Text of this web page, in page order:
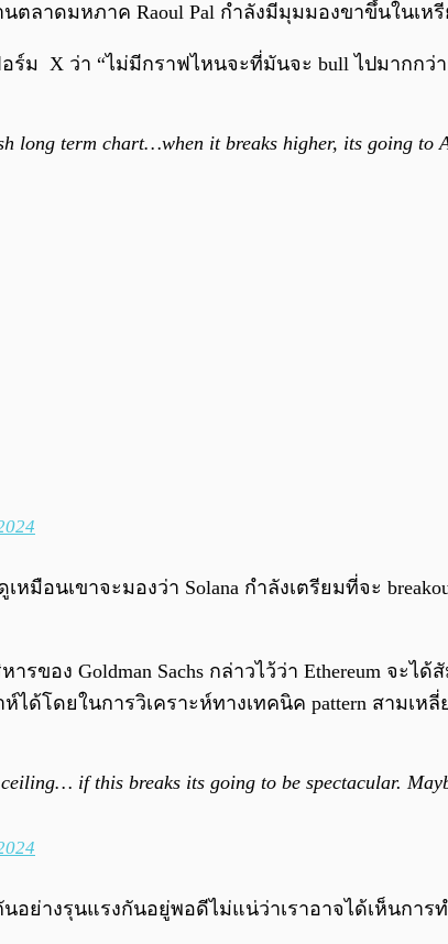
นตลาดมหภาค Raoul Pal กำลังมีมุมมองขาขึ้นในเห
ม X ว่า “ไม่มีกราฟไหนจะที่มันจะ bull ไปมากกว่า
long term chart…when it breaks higher, its going to
หมือนเขาจะมองว่า Solana กำลังเตรียมที่จะ
รของ Goldman Sachs กล่าวไว้ว่า Ethereum จ
ได้โดยในการวิเคราะห์ทางเทคนิค pattern สาม
if this breaks its going to be spectacular.
ย่างรุนแรงกันอยู่พอดีไม่แน่ว่าเราอาจได้เห็นการท